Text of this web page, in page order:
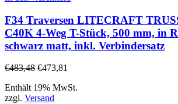
F34 Traversen LITECRAFT
C40K 4-Weg T-Stück, 500 mm, in
schwarz matt, inkl. Verbindersatz
€483,48 €473,81
Enthält 19% MwSt.
zzgl. Versand